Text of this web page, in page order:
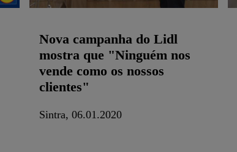
Nova campanha do Lidl
mostra que "Ninguém nos
vende como os nossos
clientes"
Sintra, 06.01.2020